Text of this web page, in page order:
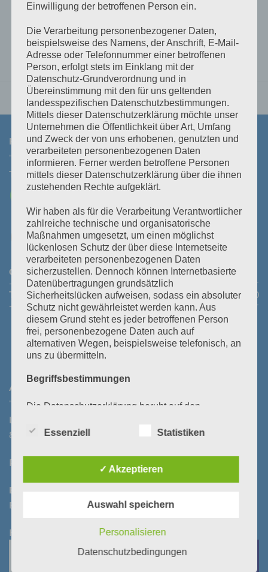
IN DEN WARENKORB IN DEN WARENKORB
KONTAKT
Tel: +43 3464 30 505Mail:office@polz.at
Öffnungszeiten Abhollager: Montag bis Donnerstag:08:30
- 11:30 Uhr und 14:00 - 16:45 UhrFreitag:
08:30 - 13:30 Uhr
Telefonische Erreichbarkeit:Montag bis Donnerstag:08:00
- 12:00 Uhr und 13:30 - 18:00 UhrFreitag:08:00 - 14:00 Uhr
ANFAHRT
Laßnitzstraße 19
8522 Groß St. Florian
Parkplatz vorhanden!
Bezahlung bei Selbstabholung:
Bar oder mittels Kontoeingang vor/bei Abholung
KEINE BANKOMATKASSA
Einwilligung der betroffenen Person ein.
Die Verarbeitung personenbezogener Daten,
beispielsweise des Namens, der Anschrift, E-Mail-
Adresse oder Telefonnummer einer betroffenen
Person, erfolgt stets im Einklang mit der
Datenschutz-Grundverordnung und in
Übereinstimmung mit den für uns geltenden
landesspezifischen Datenschutzbestimmungen.
Mittels dieser Datenschutzerklärung möchte unser
Unternehmen die Öffentlichkeit über Art, Umfang
und Zweck der von uns erhobenen, genutzten und
verarbeiteten personenbezogenen Daten
informieren. Ferner werden betroffene Personen
mittels dieser Datenschutzerklärung über die ihnen
zustehenden Rechte aufgeklärt.
Wir haben als für die Verarbeitung Verantwortlicher
zahlreiche technische und organisatorische
Maßnahmen umgesetzt, um einen möglichst
lückenlosen Schutz der über diese Internetseite
verarbeiteten personenbezogenen Daten
sicherzustellen. Dennoch können Internetbasierte
Datenübertragungen grundsätzlich
Sicherheitslücken aufweisen, sodass ein absoluter
Schutz nicht gewährleistet werden kann. Aus
diesem Grund steht es jeder betroffenen Person
frei, personenbezogene Daten auch auf
alternativen Wegen, beispielsweise telefonisch, an
uns zu übermitteln.
Begriffsbestimmungen
Die Datenschutzerklärung beruht auf den
Richtlinien- und Verordnungsgeber beim Erlass
der Datenschutz-Grundverordnung (DS-GVO)
unsere Kunden und Geschäftspartner einfach
lesbar und verständlich sein. Um dies zu
Begrifflichkeiten erläutern.
unter anderem die folgenden Begriffe:
Essenziell Statistiken
✓ Akzeptieren
Auswahl speichern
Personalisieren
Datenschutzbedingungen